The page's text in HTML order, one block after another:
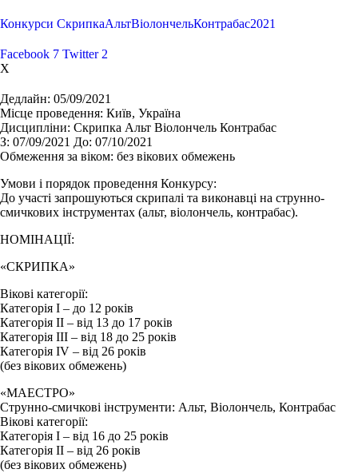
Конкурси CкрипкаАльтВіолончельКонтрабас2021
Facebook 7 Twitter 2
X
Дедлайн: 05/09/2021
Місце проведення: Київ, Україна
Дисципліни: Cкрипка Альт Віолончель Контрабас
З: 07/09/2021 До: 07/10/2021
Обмеження за віком: без вікових обмежень
Умови і порядок проведення Конкурсу:
До участі запрошуються скрипалі та виконавці на струнно-
смичкових інструментах (альт, віолончель, контрабас).
НОМІНАЦІЇ:
«СКРИПКА»
Вікові категорії:
Категорія І – до 12 років
Категорія ІІ – від 13 до 17 років
Категорія ІІІ – від 18 до 25 років
Категорія ІV – від 26 років
(без вікових обмежень)
«МАЕСТРО»
Струнно-смичкові інструменти: Альт, Віолончель, Контрабас
Вікові категорії:
Категорія І – від 16 до 25 років
Категорія ІІ – від 26 років
(без вікових обмежень)